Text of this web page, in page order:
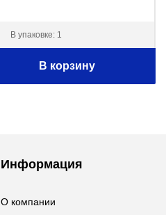
В упаковке: 1
В корзину
Информация
О компании